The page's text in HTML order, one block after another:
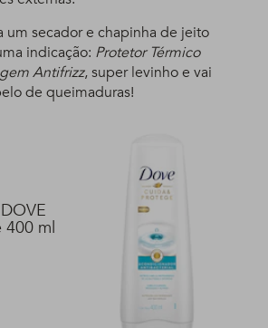
um secador e chapinha de jeito
indicação: Protetor Térmico
Antifrizz, super levinho e vai
de queimaduras!
400 ml